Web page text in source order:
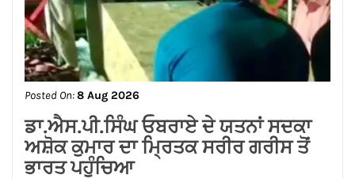
Posted On:8 Aug 2026
ਗੁਰਸਿਮਰਨ ਮੰਡ ਤੇ ਸਿੱਖਾਂ ਦੀਆਂ ਭਾਵਨਾਵਾਂ
ਭੜਕਾਉਣ ਦਾ ਪਰਚਾ ਦਰਜ਼ ਕਰਕੇ ਗ੍ਰਿਫਤਾਰ
ਕੀਤਾ ਜਾਵੇ।